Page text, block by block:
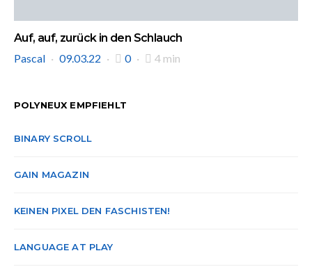
Auf, auf, zurück in den Schlauch
Pascal
09.03.22 0 4 min
POLYNEUX EMPFIEHLT
BINARY SCROLL
GAIN MAGAZIN
KEINEN PIXEL DEN FASCHISTEN!
LANGUAGE AT PLAY